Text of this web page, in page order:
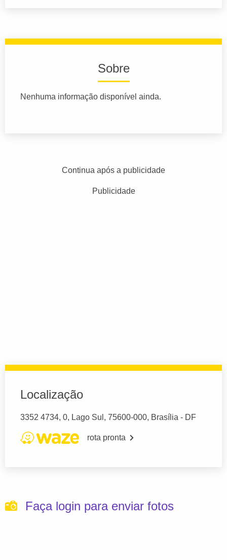
Sobre
Nenhuma informação disponível ainda.
Continua após a publicidade
Publicidade
Localização
3352 4734, 0, Lago Sul, 75600-000, Brasília - DF
rota pronta
Faça login para enviar fotos